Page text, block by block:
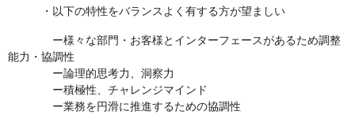
・以下の特性をバランスよく有する方が望ましい
ー様々な部門・お客様とインターフェースがあるため調整
能力・協調性
ー論理的思考力、洞察力
ー積極性、チャレンジマインド
ー業務を円滑に推進するための協調性